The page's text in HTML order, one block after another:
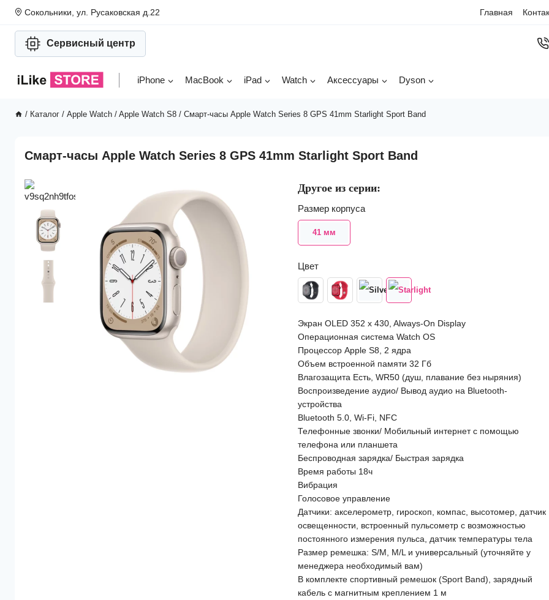
Перейти
содержимому
Сокольники, ул. Русаковская д.22 Главная
Сервисный центр
iPhone MacBook iPad Watch Аксессуары Dyson
/ Каталог / Apple Watch / Apple Watch S8 / Смарт-часы Apple Watch Series 8 GPS 41mm Starlight Sport Band
Смарт-часы Apple Watch Series 8 GPS 41mm Starlight Sport Band
Другое из серии:
Размер корпуса
41 мм
Цвет
Экран OLED 352 x 430, Always-On Display
Операционная система Watch OS
Процессор Apple S8, 2 ядра
Объем встроенной памяти 32 Гб
Влагозащита Есть, WR50 (душ, плавание без ныряния)
Воспроизведение аудио/ Вывод аудио на Bluetooth-
устройства
Bluetooth 5.0, Wi-Fi, NFC
Телефонные звонки/ Мобильный интернет с помощью
телефона или планшета
Беспроводная зарядка/ Быстрая зарядка
Время работы 18ч
Вибрация
Голосовое управление
Датчики: акселерометр, гироскоп, компас, высотомер, датчик
освещенности, встроенный пульсометр с возможностью
постоянного измерения пульса, датчик температуры тела
Размер ремешка: S/M, M/L и универсальный (уточняйте у
менеджера необходимый вам)
В комплекте спортивный ремешок (Sport Band), зарядный
кабель с магнитным креплением 1 м